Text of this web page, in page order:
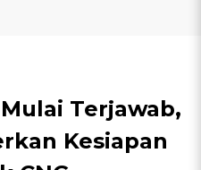
Terjawab,
Kesiapan